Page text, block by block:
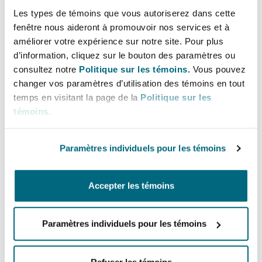
Les types de témoins que vous autoriserez dans cette
fenêtre nous aideront à promouvoir nos services et à
améliorer votre expérience sur notre site. Pour plus
d’information, cliquez sur le bouton des paramètres ou
consultez notre Politique sur les témoins. Vous pouvez
changer vos paramètres d’utilisation des témoins en tout
temps en visitant la page de la Politique sur les
témoins.
Paramètres individuels pour les témoins
Accepter les témoins
Paramètres individuels pour les témoins
Entretien, réparation et
Droit aérien commercial
Satellites et espace
Couverture d’assurance
Droit maritime
Risques politiques et crédit
Responsabilité du fabricant
produits
Jersey
County
The St Botolph Building
Bulletins
and has also conducted mediations for
clients.
Lignes directes
+44 (0)20 7876 4308
christopher.leadbetter@clydeco.com
Bureau principal
London, The St Botolph Building
+44 (0) 20 7876 5000
+44 333 3000 232
Régions couvertes